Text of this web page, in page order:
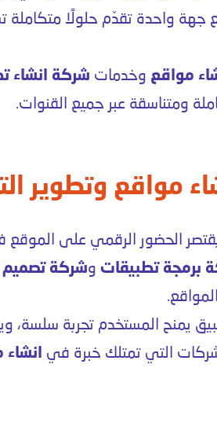
جهة واحدة تقدّم حلولًا
مواقع وخدمات شركة انشاء
ومتناسقة عبر جميع القنوات.
مواقع وتطوير
الحضور الرقمي على
برمجة تطبيقات وشركة تصميم
يمنح المستخدم تجربة سلسة،
التي تمتلك خبرة في